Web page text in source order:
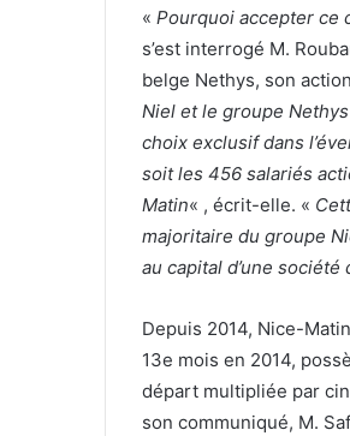
« Pourquoi accepter ce
s’est interrogé M.
belge Nethys, son
Niel et le groupe
choix exclusif dans
soit les 456 salariés
Matin« , écrit-elle. «
majoritaire du groupe
au capital d’une
Depuis 2014, Nice-
13e mois en 2014,
départ multipliée par
son communiqué, M.